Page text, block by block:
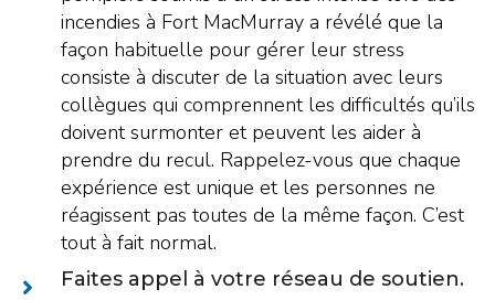
incendies à Fort MacMurray a révélé que la
façon habituelle pour gérer leur stress
consiste à discuter de la situation avec leurs
collègues qui comprennent les difficultés qu’ils
doivent surmonter et peuvent les aider à
prendre du recul. Rappelez-vous que chaque
expérience est unique et les personnes ne
réagissent pas toutes de la même façon. C’est
tout à fait normal.
Faites appel à votre réseau de soutien.